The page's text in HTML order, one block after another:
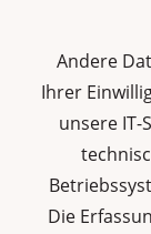
Andere
Ihrer
unsere IT-
Die